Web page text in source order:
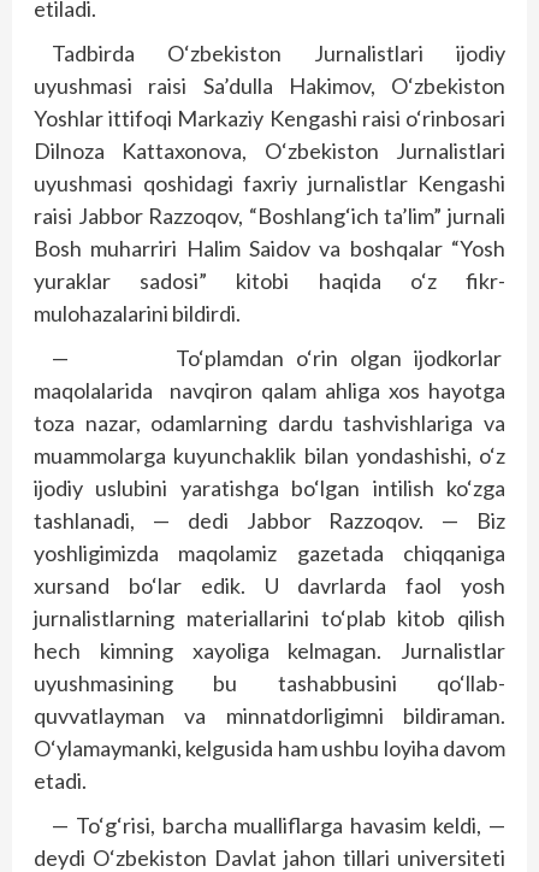
etiladi.
Tadbirda O‘zbekiston Jurnalistlari ijodiy
uyushmasi raisi Sa’dulla Hakimov, O‘zbekiston
Yoshlar ittifoqi Markaziy Kengashi raisi o‘rinbosari
Dilnoza Kattaxonova, O‘zbekis­ton Jurnalistlari
uyushmasi qoshidagi faxriy jurnalistlar Kengashi
raisi Jabbor Razzoqov, “Bosh­lan­g‘ich ta’lim” jurnali
Bosh muharriri Halim Saidov va bosh­qalar “Yosh
yuraklar sadosi” kitobi haqida o‘z fikr-
mulohazalarini bildirdi.
— To‘plamdan o‘rin olgan ijodkorlar
maqolalarida navqiron qalam ahliga xos hayotga
toza nazar, odamlarning dardu tashvishlariga va
muammolarga kuyunchaklik bilan yondashishi, o‘z
ijodiy uslubini yaratishga bo‘lgan intilish ko‘zga
tashlanadi, — dedi Jabbor Razzoqov. — Biz
yoshligimizda maqolamiz gazetada chiqqaniga
xursand bo‘lar edik. U davrlarda faol yosh
jurnalistlarning materiallarini to‘plab kitob qilish
hech kimning xayo­liga kelmagan. Jurnalistlar
uyushmasining bu tashabbusini qo‘llab-
quvvatlayman va minnatdorligimni bildiraman.
O‘ylamaymanki, kelgusida ham ushbu loyiha davom
etadi.
— To‘g‘risi, barcha mualliflarga havasim keldi, —
deydi O‘zbekiston Davlat jahon tillari universiteti